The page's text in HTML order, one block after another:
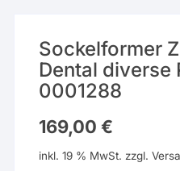
Sockelformer
Dental diverse
0001288
169,00€
inkl. 19 % MwSt. zzgl.